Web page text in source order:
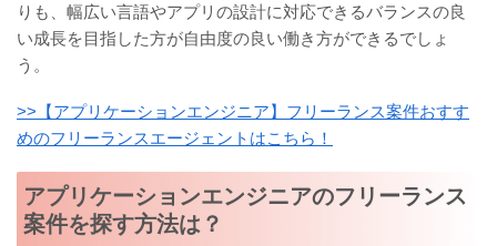
りも、幅広い言語やアプリの設計に対応できるバランスの良
い成長を目指した方が自由度の良い働き方ができるでしょ
う。
>>【アプリケーションエンジニア】フリーランス案件おすす
めのフリーランスエージェントはこちら！
アプリケーションエンジニアのフリーランス
案件を探す方法は？